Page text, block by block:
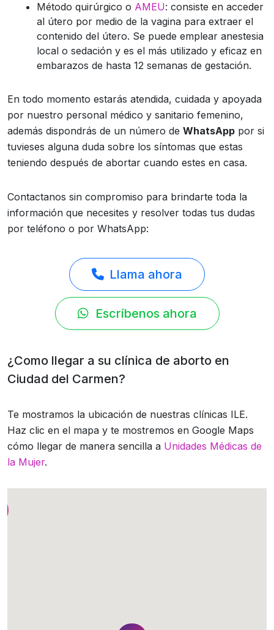
Método quirúrgico o AMEU: consiste en acceder
al útero por medio de la vagina para extraer el
contenido del útero. Se puede emplear anestesia
local o sedación y es el más utilizado y eficaz en
embarazos de hasta 12 semanas de gestación.
En todo momento estarás atendida, cuidada y apoyada
por nuestro personal médico y sanitario femenino,
además dispondrás de un número de WhatsApp por si
tuvieses alguna duda sobre los síntomas que estas
teniendo después de abortar cuando estes en casa.
Contactanos sin compromiso para brindarte toda la
información que necesites y resolver todas tus dudas
por teléfono o por WhatsApp:
Llama ahora
Escríbenos ahora
¿Como llegar a su clínica de aborto en
Ciudad del Carmen?
Te mostramos la ubicación de nuestras clínicas ILE.
Haz clic en el mapa y te mostremos en Google Maps
cómo llegar de manera sencilla a Unidades Médicas de
la Mujer.